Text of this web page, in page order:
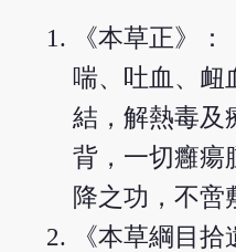
《本草正》
喘、吐血、衄
結，解熱毒及
背，一切癰
降之功，不啻
《本草綱目